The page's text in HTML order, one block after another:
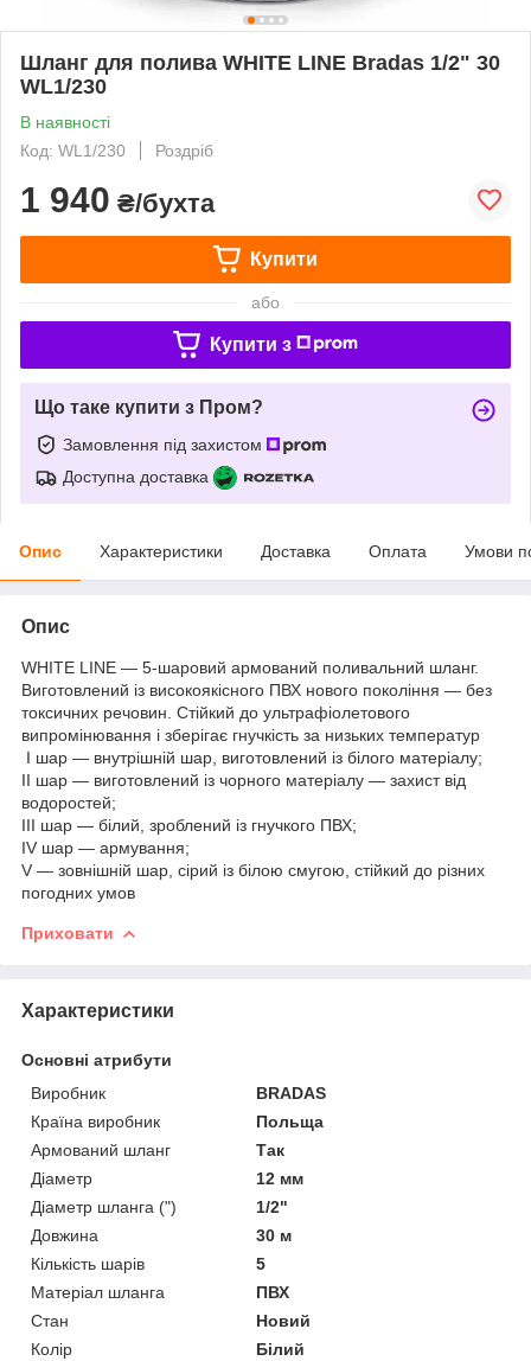
Шланг для полива WHITE LINE Bradas 1/2" 30
WL1/230
В наявності
Код: WL1/230
Роздріб
1 940 ₴/бухта
Купити
або
Купити з
Що таке купити з Пром?
Замовлення під захистом
Доступна доставка
Опис Характеристики Доставка Оплата Умови
Опис
WHITE LINE — 5-шаровий армований поливальний шланг.
Виготовлений із високоякісного ПВХ нового покоління — без
токсичних речовин. Стійкий до ультрафіолетового
випромінювання і зберігає гнучкість за низьких температур
I шар — внутрішній шар, виготовлений із білого матеріалу;
II шар — виготовлений із чорного матеріалу — захист від
водоростей;
III шар — білий, зроблений із гнучкого ПВХ;
IV шар — армування;
V — зовнішній шар, сірий із білою смугою, стійкий до різних
погодних умов
Приховати
Характеристики
Основні атрибути
Виробник
BRADAS
Країна виробник
Польща
Армований шланг
Так
Діаметр
12 мм
Діаметр шланга (")
1/2"
Довжина
30 м
Кількість шарів
5
Матеріал шланга
ПВХ
Стан
Новий
Колір
Білий